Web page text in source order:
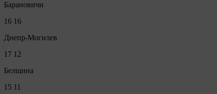
Барановичи
16 16
Днепр-Могилев
17 12
Белшина
15 11